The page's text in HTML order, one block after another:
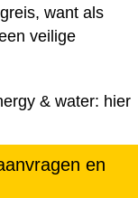
want als
veilige
& water: hier
en